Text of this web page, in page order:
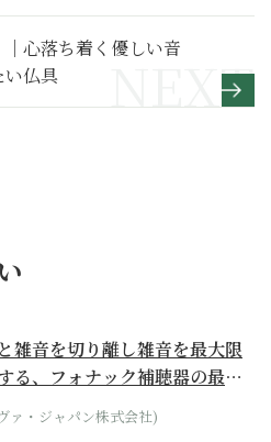
心落ち着く優しい音
仏具
雑音を切り離し雑音を最大限
る、フォナック補聴器の最上
ァ・ジャパン株式会社)